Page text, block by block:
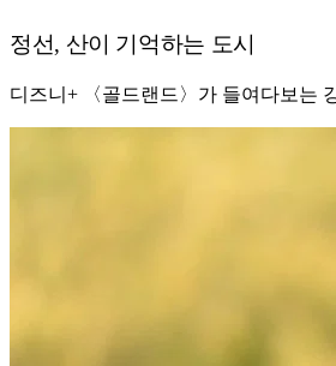
정선, 산이 기억하는 도시
디즈니+ 〈골드랜드〉가 들여다보는